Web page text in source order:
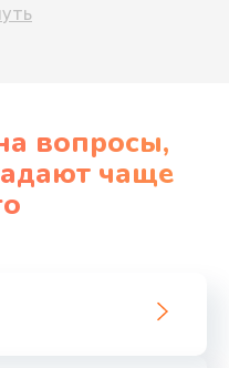
работы из-за
владельцы
видеокартой,
компонентами;
вопросы,
чаще